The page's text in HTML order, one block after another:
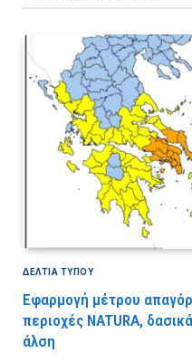
ΔΕΛΤΙΑ ΤΥΠΟΥ
Εφαρμογή μέτρου
περιοχές NATURA,
άλση